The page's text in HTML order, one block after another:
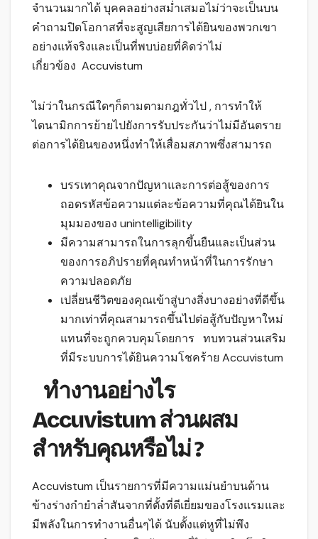
จำนวนมากได้ บุคคลอย่างสม่ำเสมอไม่ว่าจะเป็นบน
คำถามปิดโอกาสที่จะสูญเสียการได้ยินของพวกเขา
อย่างแท้จริงและเป็นที่พบบ่อยที่คิดว่าไม่
เกี่ยวข้อง Accuvistum
ไม่ว่าในกรณีใดๆก็ตามตามกฎทั่วไป , การทำให้
ไดนามิกการย้ายไปยังการรับประกันว่าไม่มีอันตราย
ต่อการได้ยินของหนึ่งทำให้เสื่อมสภาพซึ่งสามารถ
บรรเทาคุณจากปัญหาและการต่อสู้ของการ
ถอดรหัสข้อความแต่ละข้อความที่คุณได้ยินใน
มุมมองของ unintelligibility
มีความสามารถในการลุกขึ้นยืนและเป็นส่วน
ของการอภิปรายที่คุณทำหน้าที่ในการรักษา
ความปลอดภัย
เปลี่ยนชีวิตของคุณเข้าสู่บางสิ่งบางอย่างที่ดีขึ้น
มากเท่าที่คุณสามารถขึ้นไปต่อสู้กับปัญหาใหม่
แทนที่จะถูกควบคุมโดยการ ทบทวนส่วนเสริม
ที่มีระบบการได้ยินความโชคร้าย Accuvistum
ทำงานอย่างไร
Accuvistum ส่วนผสม
สำหรับคุณหรือไม่ ?
Accuvistum เป็นรายการที่มีความแม่นยำบนด้าน
ข้างร่างกำยำล่ำสันจากที่ตั้งที่ดีเยี่ยมของโรงแรมและ
มีพลังในการทำงานอื่นๆได้ นับตั้งแต่หูที่ไม่พึง